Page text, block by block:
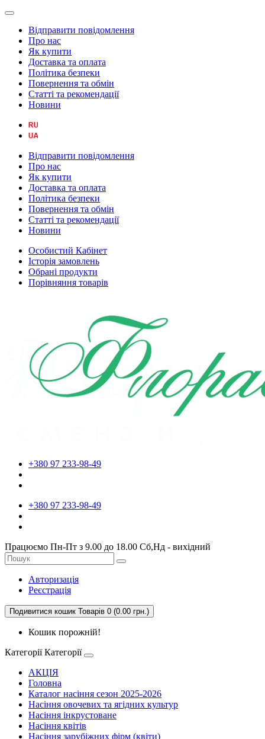
Відправити повідомлення
Про нас
Як купити
Доставка та оплата
Політика безпеки
Повернення та обмін
Статті та рекомендації
Новини
Відправити повідомлення
Про нас
Як купити
Доставка та оплата
Політика безпеки
Повернення та обмін
Статті та рекомендації
Новини
Особистий Кабінет
Історія замовлень
Обрані продукти
Порівняння товарів
+380 97 233-98-49
+380 97 233-98-49
Працюємо Пн-Пт з 9.00 до 18.00 Сб,Нд - вихідний
Авторизація
Реєстрація
Подивитися кошик Товарів 0 (0.00 грн.)
Кошик порожній!
Категорії Категорії
АКЦІЯ
Головна
Каталог насіння сезон 2025-2026
Насіння овочевих та ягідних культур
Насіння інкрустоване
Насіння квітів
Насіння зарубіжних фірм (квіти)